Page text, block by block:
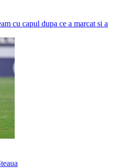
cu capul dupa ce a marcat si a